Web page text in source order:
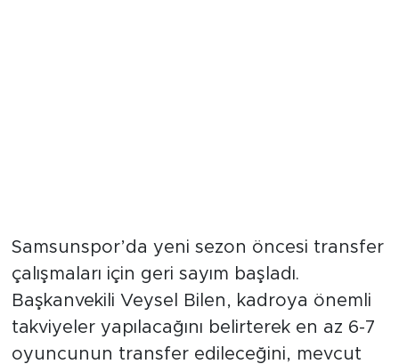
Samsunspor’da yeni sezon öncesi transfer
çalışmaları için geri sayım başladı.
Başkanvekili Veysel Bilen, kadroya önemli
takviyeler yapılacağını belirterek en az 6-7
oyuncunun transfer edileceğini, mevcut